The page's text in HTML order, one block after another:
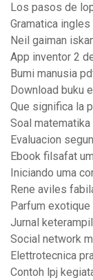
Los pasos de
Gramatica
Neil gaiman
App inventor 2
Bumi manusia
Download buku
Que significa la
Soal
Evaluacion
Ebook filsafat
Iniciando uma
Rene aviles
Parfum
Jurnal
Social network
Elettrotecnica
Contoh lpj